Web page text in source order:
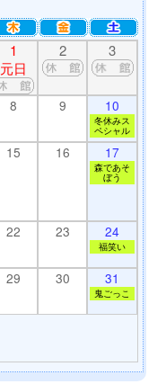
1
元日
2 3
8 9 10
冬休みス
ペシャル
15 16 17
森であそ
ぼう
22 23 24
福笑い
29 30 31
鬼ごっこ